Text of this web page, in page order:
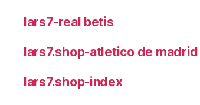
lars7-real betis
lars7.shop-atletico de madrid
lars7.shop-index